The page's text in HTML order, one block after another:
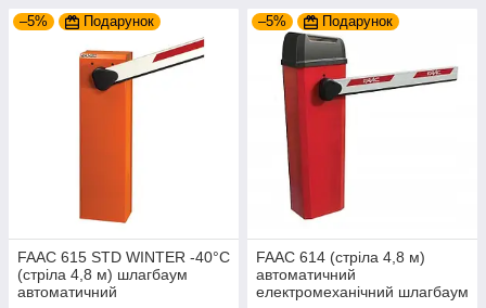
–5% Подарунок
FAAC 615 STD WINTER -40°C
(стріла 4,8 м) шлагбаум
автоматичний
–5% Подарунок
FAAC 614 (стріла 4,8 м)
автоматичний
електромеханічний шлагбаум